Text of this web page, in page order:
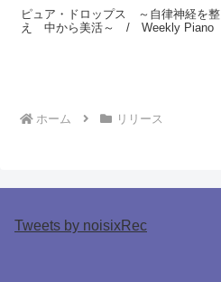
ピュア・ドロップス ～自律神経を整
え 中から美活～ / Weekly Piano
ホーム リリース
Tweets by noisixRec